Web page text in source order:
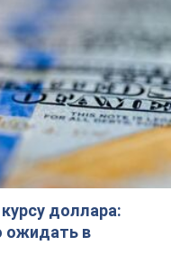
доллара:
ожидать в